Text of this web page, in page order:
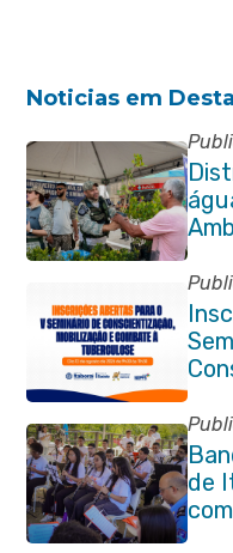
Noticias em
e
de